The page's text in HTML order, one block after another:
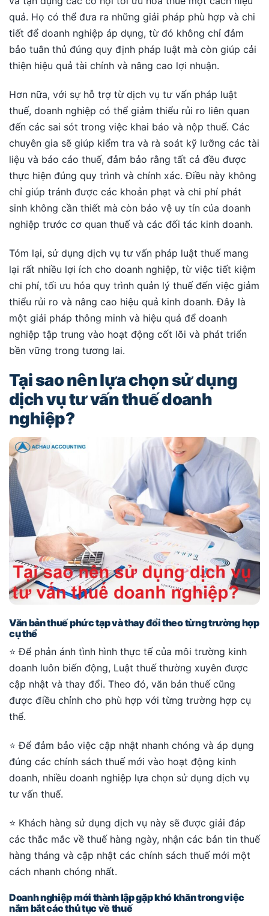
quả. Họ có thể đưa ra những giải pháp phù hợp và chi
tiết để doanh nghiệp áp dụng, từ đó không chỉ đảm
bảo tuân thủ đúng quy định pháp luật mà còn giúp cải
thiện hiệu quả tài chính và nâng cao lợi nhuận.
Hơn nữa, với sự hỗ trợ từ dịch vụ tư vấn pháp luật
thuế, doanh nghiệp có thể giảm thiểu rủi ro liên quan
đến các sai sót trong việc khai báo và nộp thuế. Các
chuyên gia sẽ giúp kiểm tra và rà soát kỹ lưỡng các tài
liệu và báo cáo thuế, đảm bảo rằng tất cả đều được
thực hiện đúng quy trình và chính xác. Điều này không
chỉ giúp tránh được các khoản phạt và chi phí phát
sinh không cần thiết mà còn bảo vệ uy tín của doanh
nghiệp trước cơ quan thuế và các đối tác kinh doanh.
Tóm lại, sử dụng dịch vụ tư vấn pháp luật thuế mang
lại rất nhiều lợi ích cho doanh nghiệp, từ việc tiết kiệm
chi phí, tối ưu hóa quy trình quản lý thuế đến việc giảm
thiểu rủi ro và nâng cao hiệu quả kinh doanh. Đây là
một giải pháp thông minh và hiệu quả để doanh
nghiệp tập trung vào hoạt động cốt lõi và phát triển
bền vững trong tương lai.
Tại sao nên lựa chọn sử dụng
dịch vụ tư vấn thuế doanh
nghiệp?
Văn bản thuế phức tạp và thay đổi theo từng trường hợp
cụ thể
⭐ Để phản ánh tình hình thực tế của môi trường kinh
doanh luôn biến động, Luật thuế thường xuyên được
cập nhật và thay đổi. Theo đó, văn bản thuế cũng
được điều chỉnh cho phù hợp với từng trường hợp cụ
thể.
⭐ Để đảm bảo việc cập nhật nhanh chóng và áp dụng
đúng các chính sách thuế mới vào hoạt động kinh
doanh, nhiều doanh nghiệp lựa chọn sử dụng dịch vụ
tư vấn thuế.
⭐ Khách hàng sử dụng dịch vụ này sẽ được giải đáp
các thắc mắc về thuế hàng ngày, nhận các bản tin thuế
hàng tháng và cập nhật các chính sách thuế mới một
cách nhanh chóng nhất.
Doanh nghiệp mới thành lập gặp khó khăn trong việc
nắm bắt các thủ tục về thuế